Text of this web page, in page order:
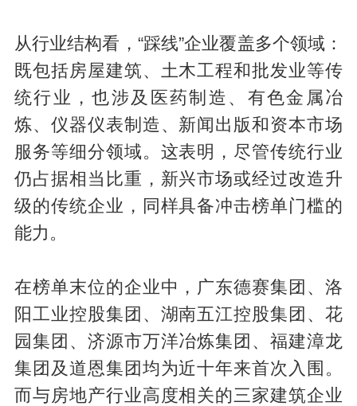
从行业结构看，“踩线”企业覆盖多个领域：
既包括房屋建筑、土木工程和批发业等传
统行业，也涉及医药制造、有色金属冶
炼、仪器仪表制造、新闻出版和资本市场
服务等细分领域。这表明，尽管传统行业
仍占据相当比重，新兴市场或经过改造升
级的传统企业，同样具备冲击榜单门槛的
能力。
在榜单末位的企业中，广东德赛集团、洛
阳工业控股集团、湖南五江控股集团、花
园集团、济源市万洋冶炼集团、福建漳龙
集团及道恩集团均为近十年来首次入围。
而与房地产行业高度相关的三家建筑企业